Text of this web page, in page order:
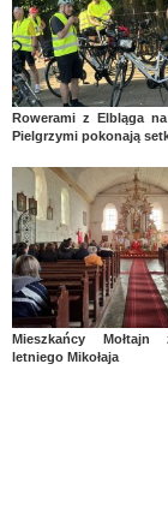
Rowerami z Elbląga
Pielgrzymi pokonają
Mieszkańcy Mołtajn
letniego Mikołaja